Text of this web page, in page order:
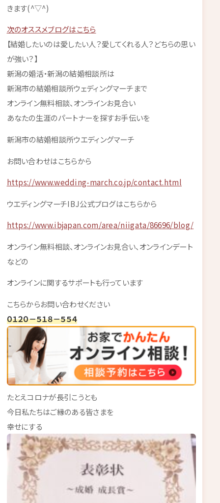
きます(^▽^)
次のオススメブログはこちら
【結婚したいのは愛したい人？愛してくれる人？どちらの思い
が強い？】
新潟の婚活・新潟の結婚相談所は
新潟市の結婚相談所ウェディングマーチまで
オンライン無料相談、オンラインお見合い
あなたの生涯のパートナーを探すお手伝いを
新潟市の結婚相談所ウエディングマーチ
お問い合わせはこちらから
https://www.wedding-march.co.jp/contact.html
ウエディングマーチIBJ公式ブログはこちらから
https://www.ibjapan.com/area/niigata/86696/blog/
オンライン無料相談、オンラインお見合い、オンラインデート
などの
オンラインに関するサポートも行っています
こちらからお問い合わせください
０１２０－５１８－５５４
たとえコロナが長引こうとも
今日私たちはご縁のある皆さまを
幸せにする